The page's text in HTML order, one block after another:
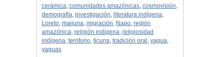
cerámica, comunidades amazónicas, cosmovisión,
demografía, investigación, literatura indígena,
Loreto, maijuna, migración, Napo, región
amazónica, religión indígena, religiosidad
indígena, territorio, ticuna, tradición oral , yagua,
yaguas